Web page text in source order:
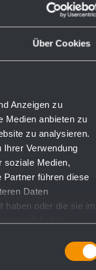
Über Cookies
Anzeigen zu
Medien anbieten zu
zu analysieren.
Verwendung
soziale Medien,
Partner führen diese
Daten
haben oder die sie im
d'ordine